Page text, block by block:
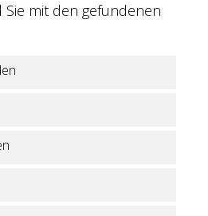
Sie mit den gefundenen